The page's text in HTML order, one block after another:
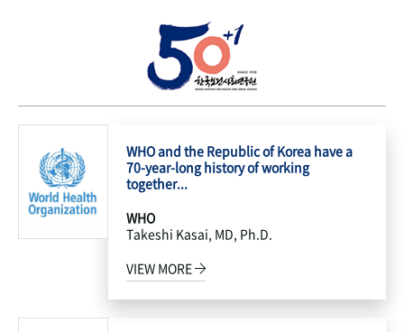
WHO and the Republic of Korea have a
70-year-long history of working
together...
WHO
Takeshi Kasai, MD, Ph.D.
VIEW MORE